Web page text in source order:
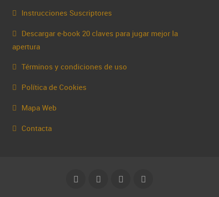
Instrucciones Suscriptores
Descargar e-book 20 claves para jugar mejor la
apertura
Términos y condiciones de uso
Política de Cookies
Mapa Web
Contacta